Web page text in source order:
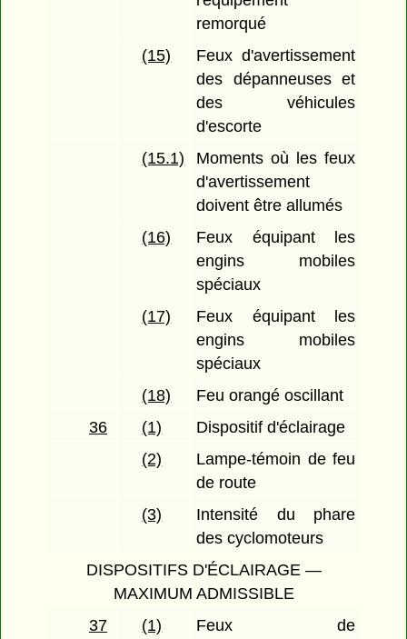
remorqué
(15)
Feux d'avertissement
des dépanneuses et
des véhicules
d'escorte
(15.1)
Moments où les feux
d'avertissement
doivent être allumés
(16)
Feux équipant les
engins mobiles
spéciaux
(17)
Feux équipant les
engins mobiles
spéciaux
(18)
Feu orangé oscillant
36
(1)
Dispositif d'éclairage
(2)
Lampe-témoin de feu
de route
(3)
Intensité du phare
des cyclomoteurs
DISPOSITIFS D'ÉCLAIRAGE —
MAXIMUM ADMISSIBLE
37
(1)
Feux de